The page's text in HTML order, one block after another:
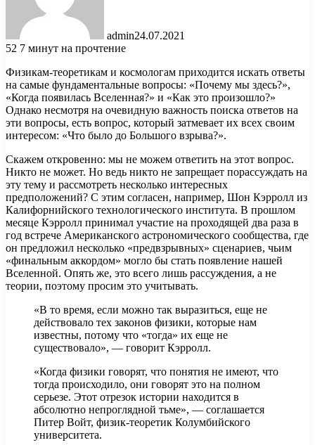
admin24.07.2021
52 7 минут на прочтение
Физикам-теоретикам и космологам приходится искать ответы
на самые фундаментальные вопросы: «Почему мы здесь?»,
«Когда появилась Вселенная?» и «Как это произошло?»
Однако несмотря на очевидную важность поиска ответов на
эти вопросы, есть вопрос, который затмевает их всех своим
интересом: «Что было до Большого взрыва?».
Скажем откровенно: мы не можем ответить на этот вопрос.
Никто не может. Но ведь никто не запрещает порассуждать на
эту тему и рассмотреть несколько интересных
предположений? С этим согласен, например, Шон Кэрролл из
Калифорнийского технологического института. В прошлом
месяце Кэрролл принимал участие на проходящей два раза в
год встрече Американского астрономического сообщества, где
он предложил несколько «предвзрывных» сценариев, чьим
«финальным аккордом» могло бы стать появление нашей
Вселенной. Опять же, это всего лишь рассуждения, а не
теории, поэтому просим это учитывать.
«В то время, если можно так выразиться, еще не
действовало тех законов физики, которые нам
известны, потому что «тогда» их еще не
существовало», — говорит Кэрролл.
«Когда физики говорят, что понятия не имеют, что
тогда происходило, они говорят это на полном
серьезе. Этот отрезок истории находится в
абсолютно непроглядной тьме», — соглашается
Питер Войт, физик-теоретик Колумбийского
университета.